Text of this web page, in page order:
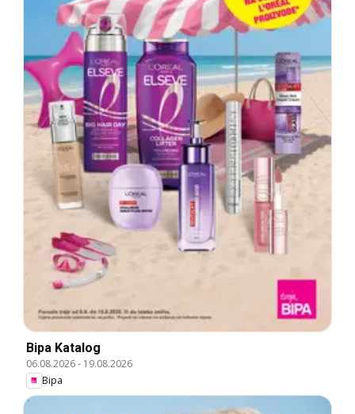
Bipa Katalog
06.08.2026- 19.08.2026
Bipa